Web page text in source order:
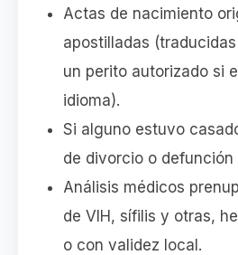
Actas de nacimiento
apostilladas
un perito autorizado si
idioma).
Si alguno estuvo
de divorcio o defunción
Análisis médicos
de VIH, sífilis y otras,
o con validez local.